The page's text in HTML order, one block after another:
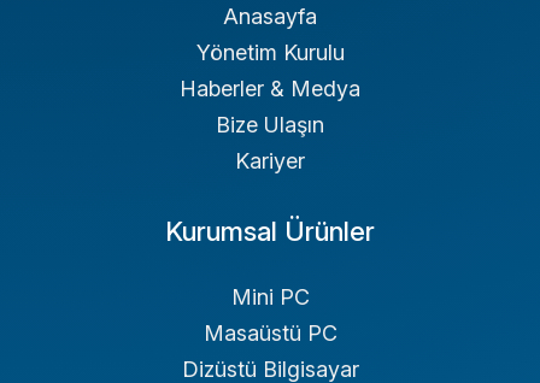
Anasayfa
Yönetim Kurulu
Haberler & Medya
Bize Ulaşın
Kariyer
Kurumsal Ürünler
Mini PC
Masaüstü PC
Dizüstü Bilgisayar